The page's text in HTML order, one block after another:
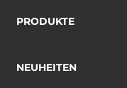
PRODUKTE
NEUHEITEN